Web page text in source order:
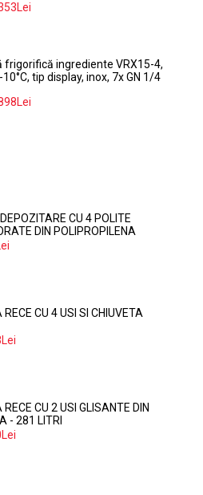
frigorifică ingrediente VRX15-4,
10°C, tip display, inox, 7x GN 1/4
CU 4 POLITE
DIN POLIPROPILENA
CM
RECE CU 4 USI SI CHIUVETA
CU 2 USI GLISANTE DIN
- 281 LITRI